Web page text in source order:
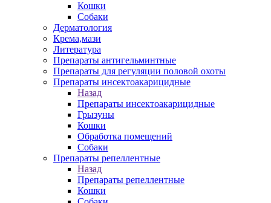
Кошки
Собаки
Дерматология
Крема,мази
Литература
Препараты антигельминтные
Препараты для регуляции половой охоты
Препараты инсектоакарицидные
Назад
Препараты инсектоакарицидные
Грызуны
Кошки
Обработка помещений
Собаки
Препараты репеллентные
Назад
Препараты репеллентные
Кошки